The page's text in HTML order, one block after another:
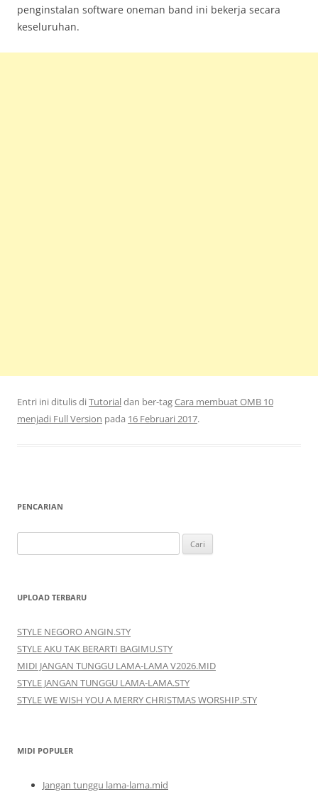
penginstalan software oneman band ini bekerja secara
keseluruhan.
Entri ini ditulis diTutorialdan ber-tagCara membuat OMB 10
menjadi Full Version pada 16 Februari 2017.
PENCARIAN
untuk:
UPLOAD TERBARU
STYLE NEGORO ANGIN.STY
STYLE AKU TAK BERARTI BAGIMU.STY
MIDI JANGAN TUNGGU LAMA-LAMA V2026.MID
STYLE JANGAN TUNGGU LAMA-LAMA.STY
STYLE WE WISH YOU A MERRY CHRISTMAS WORSHIP.STY
MIDI POPULER
Jangan tunggu lama-lama.mid